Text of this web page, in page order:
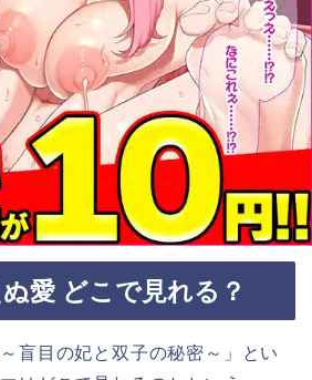
愛 どこで見れる？
盲目の妃と双子の秘密～」とい